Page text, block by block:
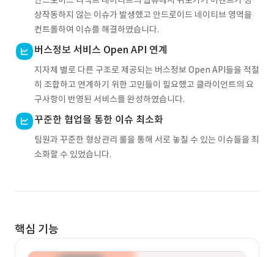
상작동하지 않는 이슈가 발생했고 안드로이드 네이티브 영역을
컨트롤하여 이슈를 해결하였습니다.
버스정보 서비스 Open API 연계
지자체 별로 다른 구조로 제공되는 버스정보 Open API들을 적절
히 조합하고 연계하기 위한 고민들이 필요했고 클라이언트의 요
구사항이 반영된 서비스를 완성하였습니다.
꾸준한 협업을 통한 이슈 최소화
팀원과 꾸준한 형상관리 룰을 통해 서로 놓칠 수 있는 이슈들을 최
소화할 수 있었습니다.
핵심 기능